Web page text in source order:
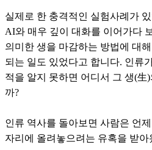
실제로 한 충격적인 실험사례가
AI와 매우 깊이 대화를 이어가다
의미한 생을 마감하는 방법에 대
되는 일도 있었다고 합니다. 인류
적을 알지 못하면 어디서 그 생(生
까?
인류 역사를 돌아보면 사람은 언
자리에 올려놓으려는 유혹을 받아